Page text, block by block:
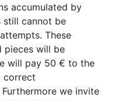
accumulated by
still cannot be
These
pieces will be
will pay 50 € to the
correct
we invite